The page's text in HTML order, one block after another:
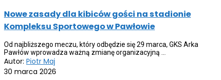
Nowe zasady dla kibiców gości na stadionie
Kompleksu Sportowego w Pawłowie
Od najbliższego meczu, który odbędzie się 29 marca, GKS Arka
Pawłów wprowadza ważną zmianę organizacyjną ...
Autor: Piotr Maj
30 marca 2026